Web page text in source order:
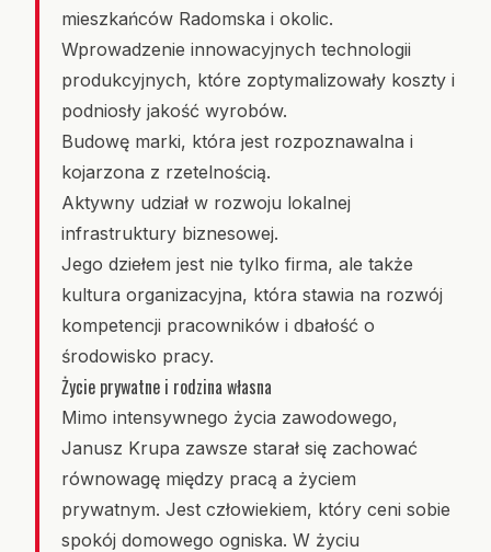
mieszkańców Radomska i okolic.
Wprowadzenie innowacyjnych technologii
produkcyjnych, które zoptymalizowały koszty i
podniosły jakość wyrobów.
Budowę marki, która jest rozpoznawalna i
kojarzona z rzetelnością.
Aktywny udział w rozwoju lokalnej
infrastruktury biznesowej.
Jego dziełem jest nie tylko firma, ale także
kultura organizacyjna, która stawia na rozwój
kompetencji pracowników i dbałość o
środowisko pracy.
Życie prywatne i rodzina własna
Mimo intensywnego życia zawodowego,
Janusz Krupa zawsze starał się zachować
równowagę między pracą a życiem
prywatnym. Jest człowiekiem, który ceni sobie
spokój domowego ogniska. W życiu